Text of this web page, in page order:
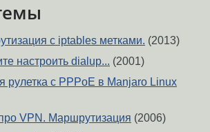
с iptables метками. (2013)
настроить dialup... (2001)
рулетка с PPPoE в Manjaro Linux
VPN. Маршрутизация (2006)